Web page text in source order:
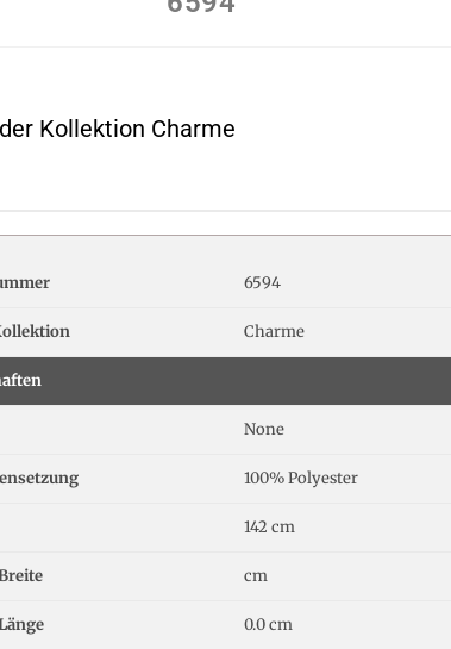
Kollektion Charme
6594
Charme
None
100% Polyester
142 cm
cm
0.0 cm